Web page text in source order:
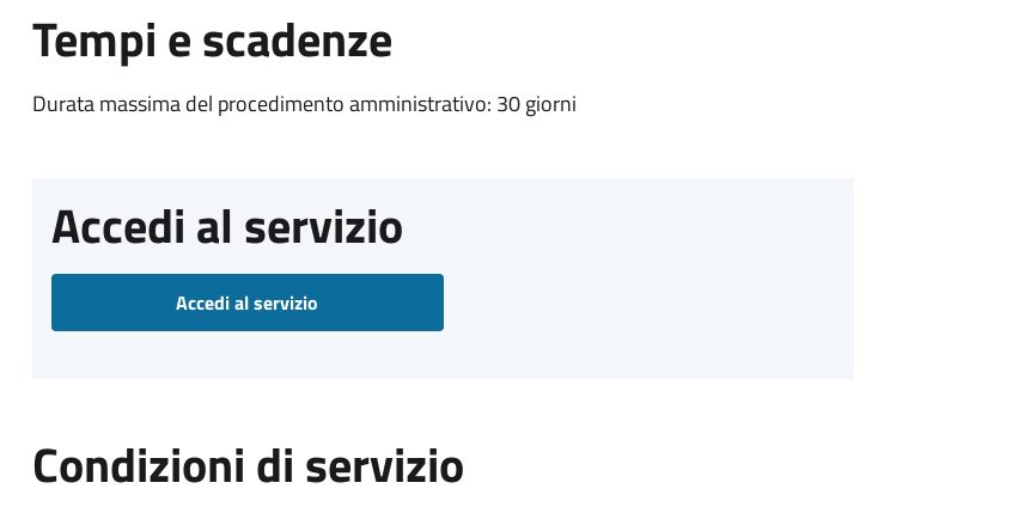
Tempi e scadenze
Durata massima del procedimento amministrativo: 30 giorni
Accedi al servizio
Accedi al servizio
Condizioni di servizio